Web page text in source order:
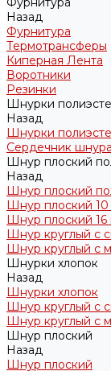
Назад
Фурнитура
Термотрансферы
Киперная Лента
Воротники
Резинки
Шнурки
Назад
Шнурки
Сердечник шнура
Шнур плоский
Назад
Шнур плоский
Шнур плоский 10
Шнур плоский 16
Шнур круглый с
Шнур круглый с
Шнурки хлопок
Назад
Шнурки хлопок
Шнур круглый с
Шнур круглый с
Шнур плоский
Назад
Шнур плоский